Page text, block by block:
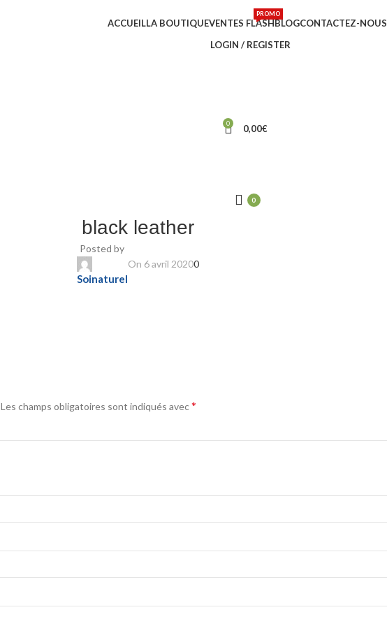
ACCUEILLA BOUTIQUEVENTES FLASH
PROMO
BLOGCONTACTEZ-NOUS
LOGIN / REGISTER
0 0,00€
0
black leather
Posted by
Soinaturel
On 6 avril 20200
Les champs obligatoires sont indiqués avec*